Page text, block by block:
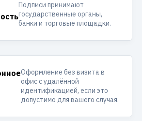
Подписи принимают
государственные органы,
банки и торговые площадки.
Оформление без визита в
офис с удалённой
идентификацией, если это
допустимо для вашего случая.